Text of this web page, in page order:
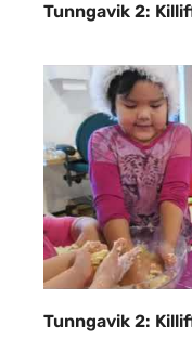
Tunngavik 2
Tunngavik 2:
Tunngavik 2: